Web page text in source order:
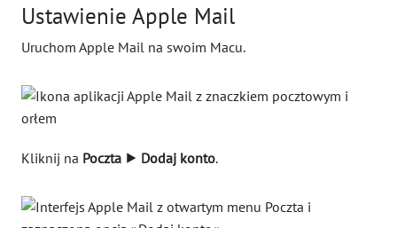
Ustawienie Apple Mail
Uruchom Apple Mail na swoim Macu.
Kliknij na Poczta ⯈ Dodaj konto.